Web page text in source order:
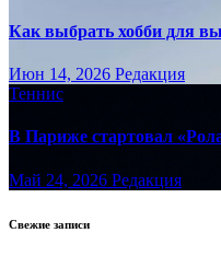
Как выбрать хобби для
Июн 14, 2026 Редакция
Теннис
В Париже стартовал
Май 24, 2026 Редакция
Свежие записи